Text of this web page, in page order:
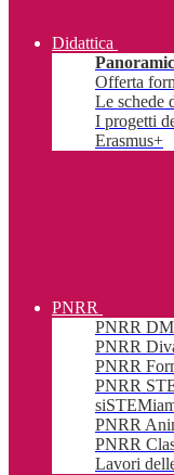
Didattica
Offerta
Le schede
I progetti
Erasmus+
PNRR
PNRR
PNRR
PNRR
PNRR
PNRR
PNRR
Lavori